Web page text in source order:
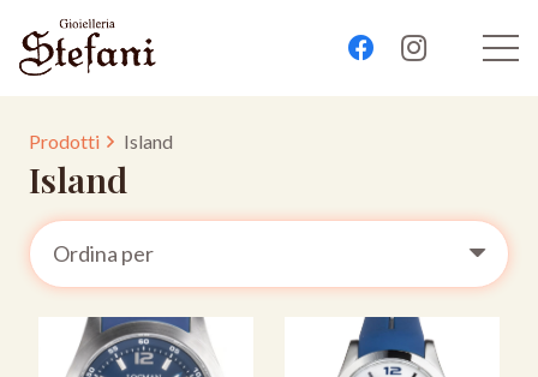
Prodotti Island
Island